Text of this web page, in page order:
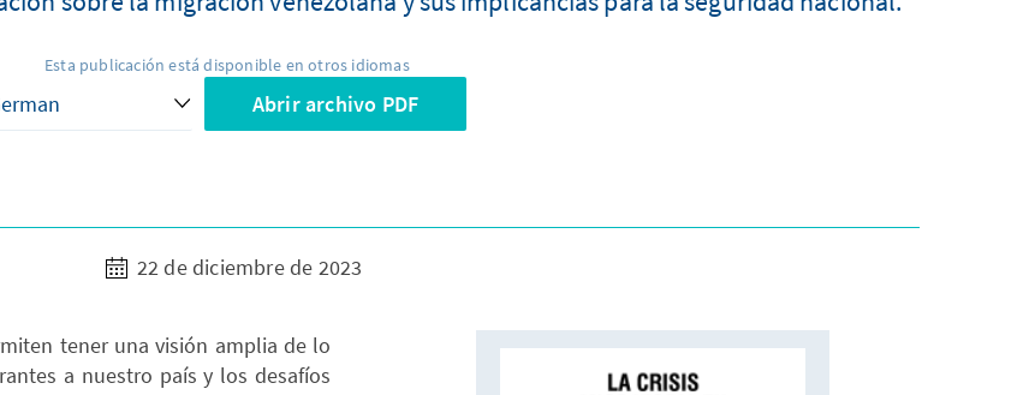
Esta publicación está disponible en otros idiomas
Abrir archivo PDF
22 de diciembre de 2023
tener una visión amplia de lo
a nuestro país y los desafíos